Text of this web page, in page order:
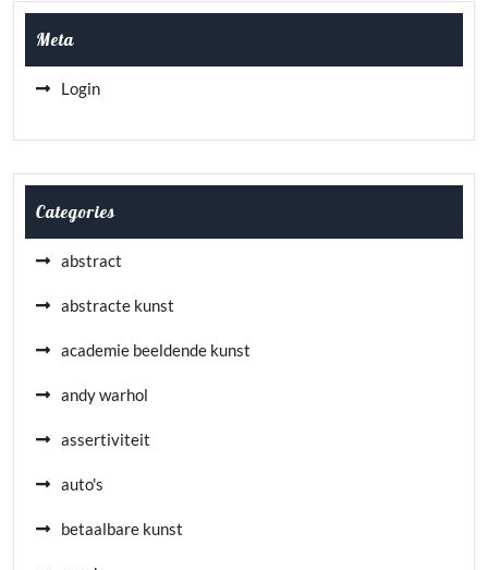
Meta
Login
Categories
abstract
abstracte kunst
academie beeldende kunst
andy warhol
assertiviteit
auto's
betaalbare kunst